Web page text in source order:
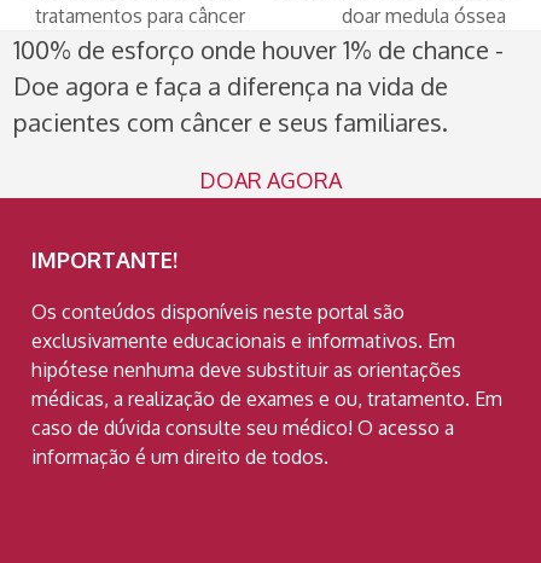
post:
tratamentos para câncer
doar medula óssea
100% de esforço onde houver 1% de chance -
Doe agora e faça a diferença na vida de
pacientes com câncer e seus familiares.
DOAR AGORA
IMPORTANTE!
Os conteúdos disponíveis neste portal são
exclusivamente educacionais e informativos. Em
hipótese nenhuma deve substituir as orientações
médicas, a realização de exames e ou, tratamento. Em
caso de dúvida consulte seu médico! O acesso a
informação é um direito de todos.